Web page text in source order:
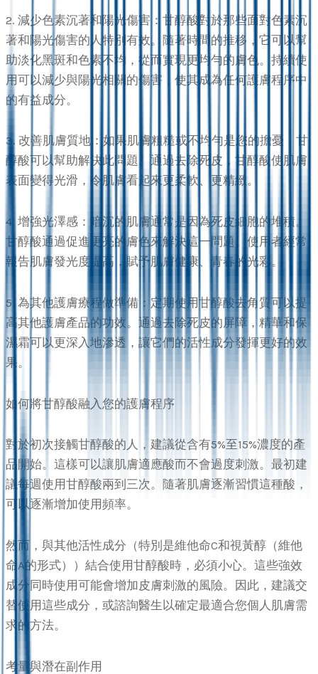
2. 減少色素沉著和陽光傷害：甘醇酸對於那些面對色素沉
著和陽光傷害的人特別有效。隨著時間的推移，它可以幫
助淡化黑斑和色素不均，從而實現更均勻的膚色。持續使
用可以減少與陽光相關的傷害，使其成為任何護膚程序中
的有益成分。
3. 改善肌膚質地：如果肌膚粗糙或不均勻是您的擔憂，甘
醇酸可以幫助解決此問題。通過去除死皮，甘醇酸使肌膚
表面變得光滑，令肌膚看起來更柔軟、更精緻。
4. 增強光澤感：暗沉的肌膚通常是因為死皮細胞的堆積。
甘醇酸通過促進更亮的膚色來解決這一問題。使用者經常
報告肌膚發光度提高，賦予肌膚健康、青春的光彩。
5. 為其他護膚療程做準備：定期使用甘醇酸去角質可以提
高其他護膚產品的功效。通過去除死皮的屏障，精華和保
濕霜可以更深入地滲透，讓它們的活性成分發揮更好的效
果。
如何將甘醇酸融入您的護膚程序
對於初次接觸甘醇酸的人，建議從含有5%至15%濃度的產
品開始。這樣可以讓肌膚適應酸而不會過度刺激。最初建
議每週使用甘醇酸兩到三次。隨著肌膚逐漸習慣這種酸，
可以逐漸增加使用頻率。
然而，與其他活性成分（特別是維他命C和視黃醇（維他
命A的形式））結合使用甘醇酸時，必須小心。這些強效
成分同時使用可能會增加皮膚刺激的風險。因此，建議交
替使用這些成分，或諮詢醫生以確定最適合您個人肌膚需
求的方法。
考量與潛在副作用